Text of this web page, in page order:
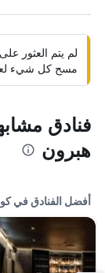
لم يتم العثور
مسح كل شيء
فنادق
هبرون
أفضل الفنادق في